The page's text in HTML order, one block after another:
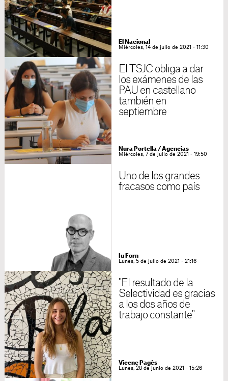
El Nacional
Miércoles, 14 de julio de 2021 - 11:30
El TSJC obliga a dar
los exámenes de las
PAU en castellano
también en
septiembre
Nura Portella /Agencias
Miércoles, 7 de julio de 2021 - 19:50
Uno de los grandes
fracasos como país
Iu Forn
Lunes, 5 de julio de 2021 - 21:16
"El resultado de la
Selectividad es gracias
a los dos años de
trabajo constante"
Vicenç Pagès
Lunes, 28 de junio de 2021 - 15:26